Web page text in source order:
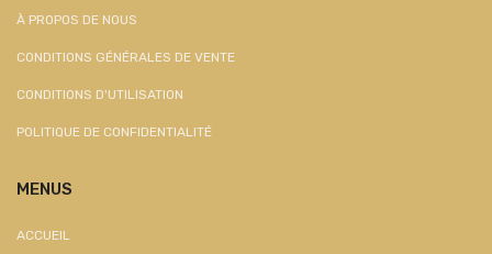
À PROPOS DE NOUS
CONDITIONS GÉNÉRALES DE VENTE
CONDITIONS D'UTILISATION
POLITIQUE DE CONFIDENTIALITÉ
MENUS
ACCUEIL